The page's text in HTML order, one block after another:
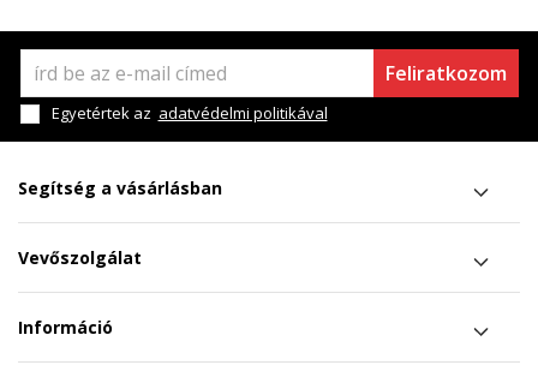
Feliratkozom
Egyetértek az adatvédelmi politikával
Segítség a vásárlásban
Vevőszolgálat
Információ